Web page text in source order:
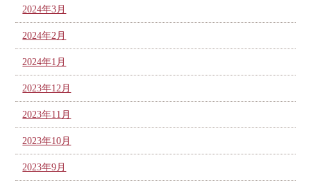
2024年3月
2024年2月
2024年1月
2023年12月
2023年11月
2023年10月
2023年9月